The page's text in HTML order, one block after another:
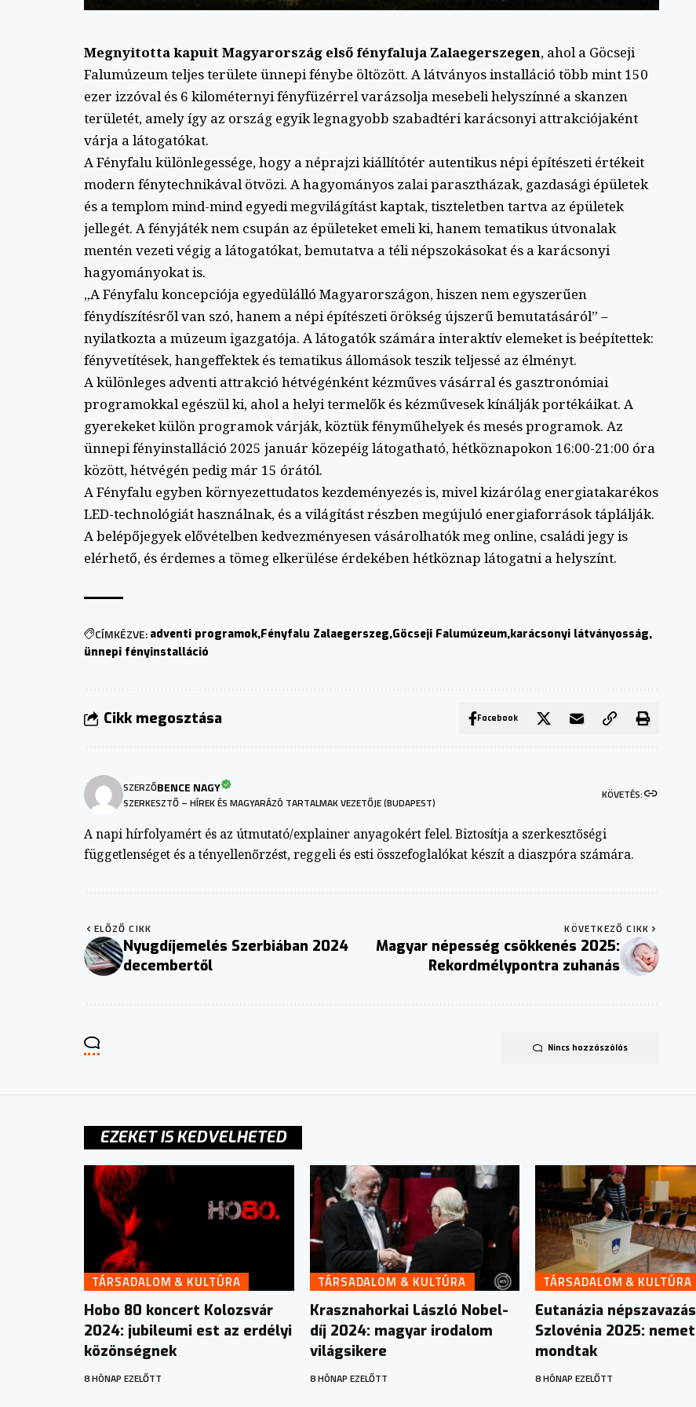
Megnyitotta kapuit Magyarország első fényfaluja Zalaegerszegen, ahol a Göcseji
Falumúzeum teljes területe ünnepi fénybe öltözött. A látványos installáció több mint 150
ezer izzóval és 6 kilométernyi fényfüzérrel varázsolja mesebeli helyszínné a skanzen
területét, amely így az ország egyik legnagyobb szabadtéri karácsonyi attrakciójaként
várja a látogatókat.
A Fényfalu különlegessége, hogy a néprajzi kiállítótér autentikus népi építészeti értékeit
modern fénytechnikával ötvözi. A hagyományos zalai parasztházak, gazdasági épületek
és a templom mind-mind egyedi megvilágítást kaptak, tiszteletben tartva az épületek
jellegét. A fényjáték nem csupán az épületeket emeli ki, hanem tematikus útvonalak
mentén vezeti végig a látogatókat, bemutatva a téli népszokásokat és a karácsonyi
hagyományokat is.
„A Fényfalu koncepciója egyedülálló Magyarországon, hiszen nem egyszerűen
fénydíszítésről van szó, hanem a népi építészeti örökség újszerű bemutatásáról” –
nyilatkozta a múzeum igazgatója. A látogatók számára interaktív elemeket is beépítettek:
fényvetítések, hangeffektek és tematikus állomások teszik teljessé az élményt.
A különleges adventi attrakció hétvégénként kézműves vásárral és gasztronómiai
programokkal egészül ki, ahol a helyi termelők és kézművesek kínálják portékáikat. A
gyerekeket külön programok várják, köztük fényműhelyek és mesés programok. Az
ünnepi fényinstalláció 2025 január közepéig látogatható, hétköznapokon 16:00-21:00 óra
között, hétvégén pedig már 15 órától.
A Fényfalu egyben környezettudatos kezdeményezés is, mivel kizárólag energiatakarékos
LED-technológiát használnak, és a világítást részben megújuló energiaforrások táplálják.
A belépőjegyek elővételben kedvezményesen vásárolhatók meg online, családi jegy is
elérhető, és érdemes a tömeg elkerülése érdekében hétköznap látogatni a helyszínt.
CÍMKÉZVE: adventi programok Fényfalu Zalaegerszeg Göcseji Falumúzeum karácsonyi látványosság
ünnepi fényinstalláció
Cikk megosztása Facebook
SZERZŐBENCE NAGY
SZERKESZTŐ – HÍREK ÉS MAGYARÁZÓ TARTALMAK VEZETŐJE (BUDAPEST)
KÖVETÉS:
A napi hírfolyamért és az útmutató/explainer anyagokért felel. Biztosítja a szerkesztőségi
függetlenséget és a tényellenőrzést, reggeli és esti összefoglalókat készít a diaszpóra számára.
ELŐZŐ CIKK
Nyugdíjemelés Szerbiában 2024
decembertől
KÖVETKEZŐ CIKK
Magyar népesség csökkenés 2025:
Rekordmélypontra zuhanás
Nincs hozzászólás
EZEKET IS KEDVELHETED
TÁRSADALOM & KULTÚRA
Hobo 80 koncert Kolozsvár
2024: jubileumi est az erdélyi
közönségnek
8 HÓNAP EZELŐTT
TÁRSADALOM & KULTÚRA
Krasznahorkai László Nobel-
díj 2024: magyar irodalom
világsikere
8 HÓNAP EZELŐTT
TÁRSADALOM & KULTÚRA
Eutanázia népszavazás
Szlovénia 2025: nemet
mondtak
8 HÓNAP EZELŐTT